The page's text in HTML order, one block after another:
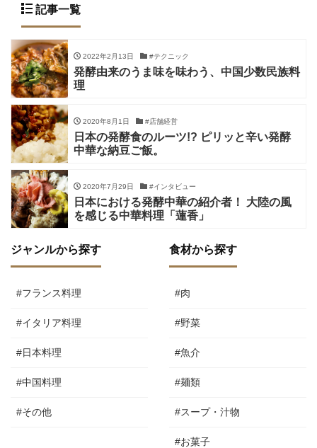
記事一覧
2022年2月13日 #テクニック
発酵由来のうま味を味わう、中国少数民族料
理
2020年8月1日 #店舗経営
日本の発酵食のルーツ!? ピリッと辛い発酵
中華な納豆ご飯。
2020年7月29日 #インタビュー
日本における発酵中華の紹介者！ 大陸の風
を感じる中華料理「蓮香」
ジャンルから探す
#フランス料理
#イタリア料理
#日本料理
#中国料理
#その他
食材から探す
#肉
#野菜
#魚介
#麺類
#スープ・汁物
#お菓子